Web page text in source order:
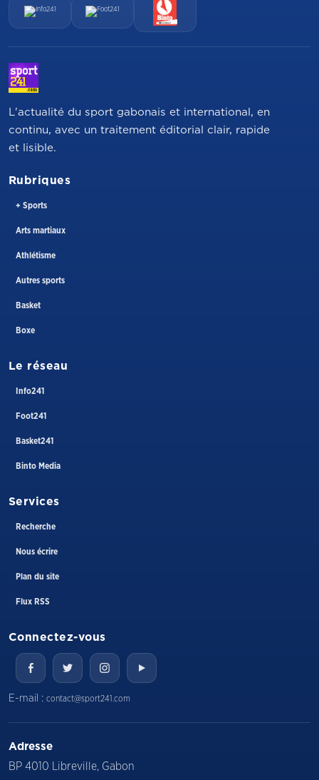
L'actualité du sport gabonais et international, en
continu, avec un traitement éditorial clair, rapide
et lisible.
Rubriques
+ Sports
Arts martiaux
Athlétisme
Autres sports
Basket
Boxe
Le réseau
Info241
Foot241
Basket241
Binto Media
Services
Recherche
Nous écrire
Plan du site
Flux RSS
Connectez-vous
E-mail : contact@sport241.com
Adresse
BP 4010 Libreville, Gabon